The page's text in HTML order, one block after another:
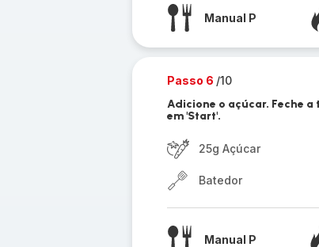
Manual P
Passo 6 /10
Adicione o açúcar. Feche
em 'Start'.
25g Açúcar
Batedor
Manual P